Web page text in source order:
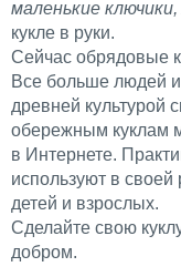
маленькие
кукле в руки.
Сейчас обрядовые
Все больше людей
древней культурой
обережным куклам
в Интернете.
используют в своей
детей и взрослых.
Сделайте свою
добром.